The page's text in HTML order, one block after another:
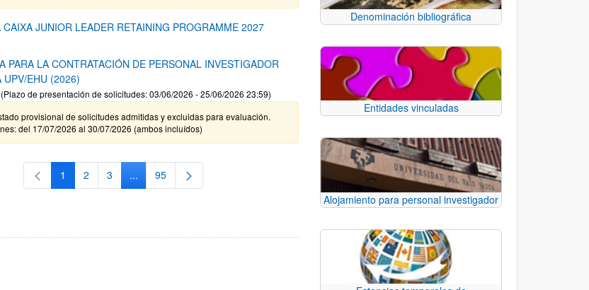
CAIXA JUNIOR LEADER RETAINING PROGRAMME 2027
PARA LA CONTRATACIÓN DE PERSONAL INVESTIGADOR
UPV/EHU (2026)
de presentación de solicitudes: 03/06/2026 - 25/06/2026 23:59)
provisional de solicitudes admitidas y excluidas para evaluación.
del 17/07/2026 al 30/07/2026 (ambos incluídos)
Página
1 Página
2 Página
3 ...Páginas intermedias Use TAB para desplazarse.
Página
95
Denominación bibliográfica
Entidades vinculadas
Alojamiento para personal investigador